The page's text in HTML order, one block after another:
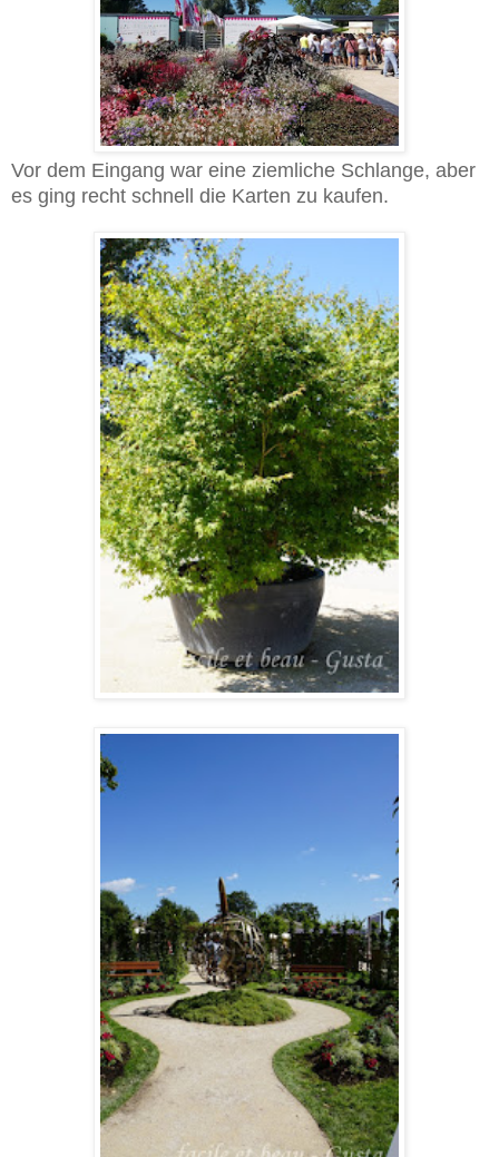
Vor dem Eingang war eine ziemliche Schlange, aber
es ging recht schnell die Karten zu kaufen.